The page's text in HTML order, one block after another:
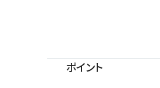
ポイント